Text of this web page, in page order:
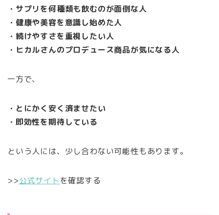
・サプリを何種類も飲むのが面倒な人
・健康や美容を意識し始めた人
・続けやすさを重視したい人
・ヒカルさんのプロデュース商品が気になる人
一方で、
・とにかく安く済ませたい
・即効性を期待している
という人には、少し合わない可能性もあります。
>>公式サイトを確認する